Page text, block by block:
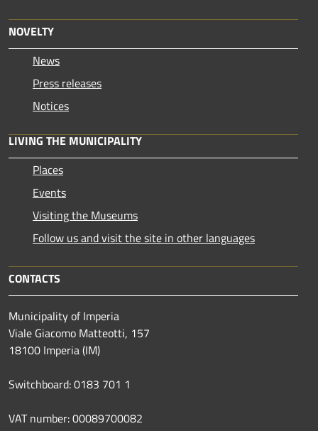
NOVELTY
News
Press releases
Notices
LIVING THE MUNICIPALITY
Places
Events
Visiting the Museums
Follow us and visit the site in other languages
CONTACTS
Municipality of Imperia
Viale Giacomo Matteotti, 157
18100 Imperia (IM)
Switchboard: 0183 701 1
VAT number: 00089700082